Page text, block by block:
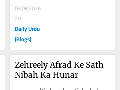
03.08.2026
20
Daily Urdu
(Blogs)
Zehreely Afrad Ke Sath
Nibah Ka Hunar